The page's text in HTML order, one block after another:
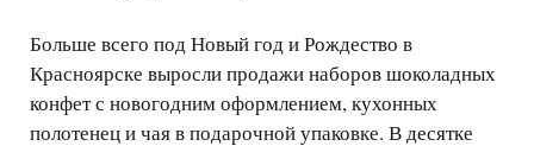
Больше всего под Новый год и Рождество в
Красноярске выросли продажи наборов шоколадных
конфет с новогодним оформлением, кухонных
полотенец и чая в подарочной упаковке. В десятке